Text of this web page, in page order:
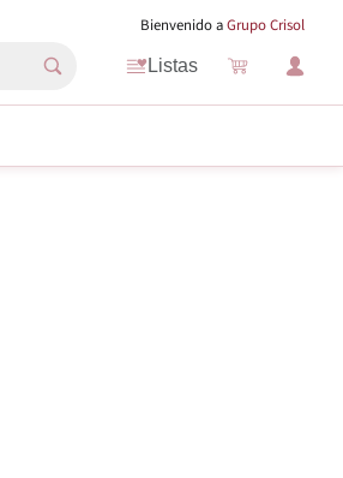
Bienvenido aGrupo Crisol
Listas